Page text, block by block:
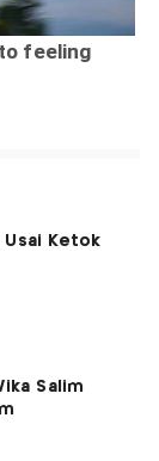
Usai Ketok
Salim